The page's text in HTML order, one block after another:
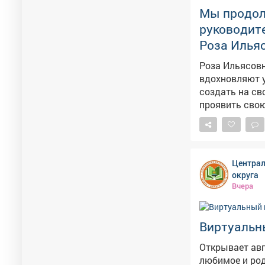
Мы
Роза
Роза
вдохновляют
создать на
проявить свою
мастера
талант и
выставках и
награждены
студии
округа
Вчера
Открывает
любимое и